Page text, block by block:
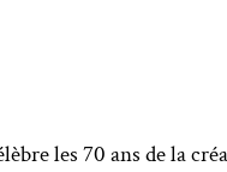
les 70 ans de la